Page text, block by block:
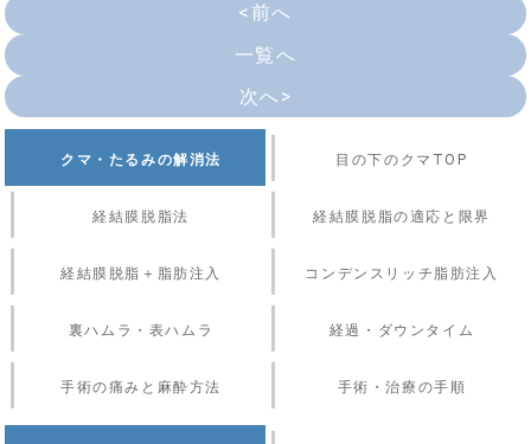
<前へ
一覧へ
次へ>
クマ・たるみの解消法 目の下のクマTOP
経結膜脱脂法 経結膜脱脂の適応と限界
経結膜脱脂＋脂肪注入 コンデンスリッチ脂肪注入
裏ハムラ・表ハムラ 経過・ダウンタイム
手術の痛みと麻酔方法 手術・治療の手順